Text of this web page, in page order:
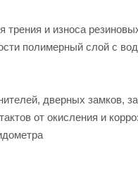
и износа
полимерный слой с
дверных замков,
от окисления и